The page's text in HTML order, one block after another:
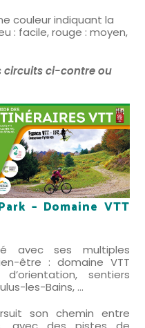
couleur indiquant la
: facile, rouge : moyen,
circuits ci-contre ou
– Domaine VTT
avec ses multiples
être : domaine VTT
sentiers
les-Bains, …
son chemin entre